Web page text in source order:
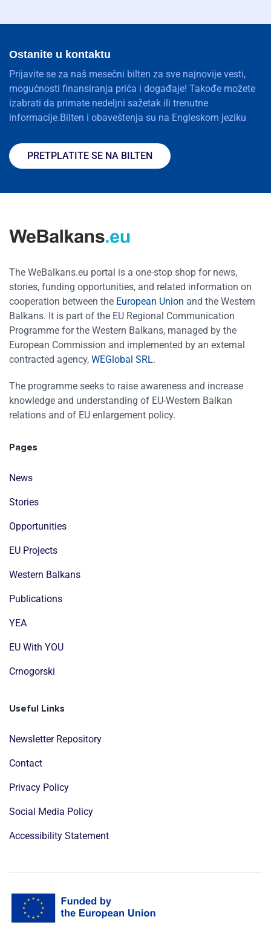
Ostanite u kontaktu
Prijavite se za naš mesečni bilten za sve najnovije vesti,
mogućnosti finansiranja priča i događaje! Takođe možete
izabrati da primate nedeljni sažetak ili trenutne
informacije.Bilten i obaveštenja su na Engleskom jeziku
PRETPLATITE SE NA BILTEN
The WeBalkans.eu portal is a one-stop shop for news,
stories, funding opportunities, and related information on
cooperation between the European Union and the Western
Balkans. It is part of the EU Regional Communication
Programme for the Western Balkans, managed by the
European Commission and implemented by an external
contracted agency, WEGlobal SRL.
The programme seeks to raise awareness and increase
knowledge and understanding of EU-Western Balkan
relations and of EU enlargement policy.
Pages
News
Stories
Opportunities
EU Projects
Western Balkans
Publications
YEA
EU With YOU
Crnogorski
Useful Links
Newsletter Repository
Contact
Privacy Policy
Social Media Policy
Accessibility Statement